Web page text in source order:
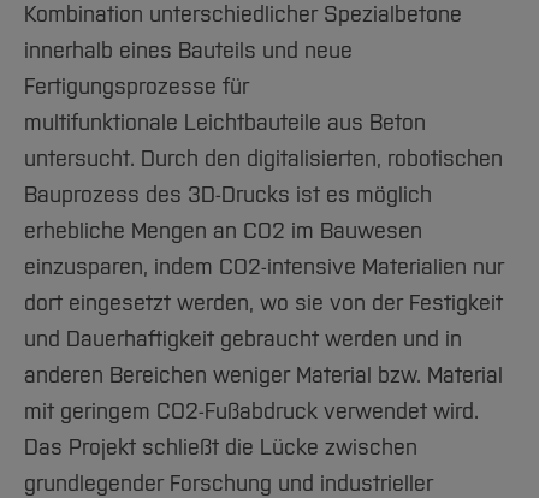
Kombination unterschiedlicher Spezialbetone
innerhalb eines Bauteils und neue
Fertigungsprozesse für
multifunktionale Leichtbauteile aus Beton
untersucht. Durch den digitalisierten, robotischen
Bauprozess des 3D-Drucks ist es möglich
erhebliche Mengen an CO2 im Bauwesen
einzusparen, indem CO2-intensive Materialien nur
dort eingesetzt werden, wo sie von der Festigkeit
und Dauerhaftigkeit gebraucht werden und in
anderen Bereichen weniger Material bzw. Material
mit geringem CO2-Fußabdruck verwendet wird.
Das Projekt schließt die Lücke zwischen
grundlegender Forschung und industrieller